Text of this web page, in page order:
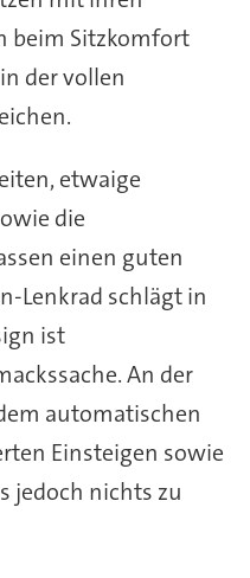
beim Sitzkomfort
der vollen
etwaige
die
einen guten
Lenkrad schlägt in
ist
An der
automatischen
Einsteigen sowie
jedoch nichts zu